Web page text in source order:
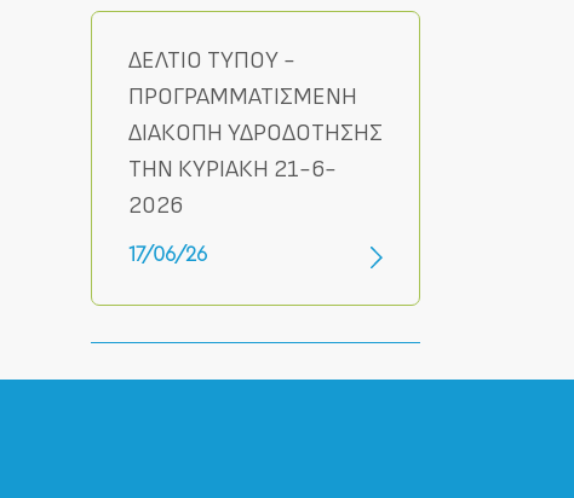
ΔΕΛΤΙΟ ΤΥΠΟΥ -
ΠΡΟΓΡΑΜΜΑΤΙΣΜΕΝΗ
ΔΙΑΚΟΠΗ ΥΔΡΟΔΟΤΗΣΗΣ
ΤΗΝ ΚΥΡΙΑΚΗ 21-6-
2026
17/06/26